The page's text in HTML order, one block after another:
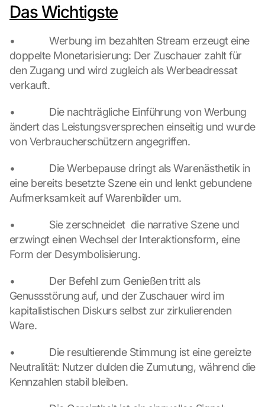
Das Wichtigste
•             Werbung im bezahlten Stream erzeugt eine
doppelte Monetarisierung: Der Zuschauer zahlt für
den Zugang und wird zugleich als Werbeadressat
verkauft.
•             Die nachträgliche Einführung von Werbung
ändert das Leistungsversprechen einseitig und wurde
von Verbraucherschützern angegriffen.
•             Die Werbepause dringt als Warenästhetik in
eine bereits besetzte Szene ein und lenkt gebundene
Aufmerksamkeit auf Warenbilder um.
•             Sie zerschneidet  die narrative Szene und
erzwingt einen Wechsel der Interaktionsform, eine
Form der Desymbolisierung.
•             Der Befehl zum Genießen tritt als
Genussstörung auf, und der Zuschauer wird im
kapitalistischen Diskurs selbst zur zirkulierenden
Ware.
•             Die resultierende Stimmung ist eine gereizte
Neutralität: Nutzer dulden die Zumutung, während die
Kennzahlen stabil bleiben.
o
n
c
e
y
o
u
g
r
e
o
t
h
l
o
d
g
o
f
h